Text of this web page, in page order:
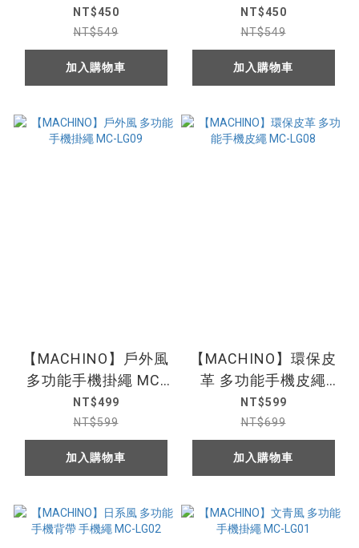
繩 MC-SH03
NT$450
NT$549
加入購物車
MC-SH01
NT$450
NT$549
加入購物車
【MACHINO】戶外風
多功能手機掛繩 MC-
LG09
NT$499
NT$599
加入購物車
【MACHINO】環保皮
革 多功能手機皮繩
MC-LG08
NT$599
NT$699
加入購物車